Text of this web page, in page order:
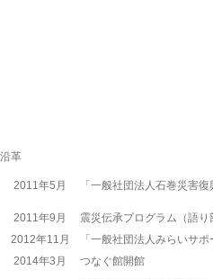
沿革
2011年5月 「一般社団法人石巻災害
2011年9月
震災伝承プログラム（語
2012年11月
「一般社団法人みらいサ
2014年3月
つなぐ館開館